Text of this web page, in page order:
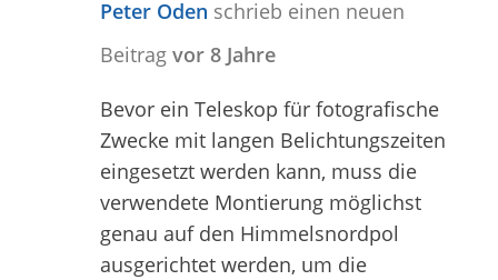
Peter Oden schrieb einen neuen
Beitrag vor 8 Jahre
Bevor ein Teleskop für fotografische
Zwecke mit langen Belichtungszeiten
eingesetzt werden kann, muss die
verwendete Montierung möglichst
genau auf den Himmelsnordpol
ausgerichtet werden, um die